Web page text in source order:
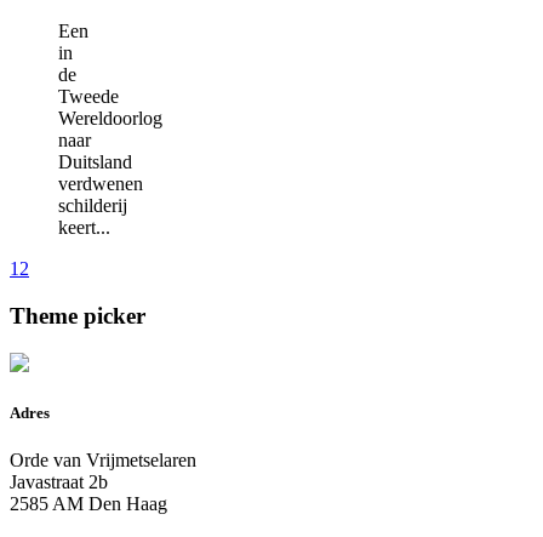
Een
in
de
Tweede
Wereldoorlog
naar
Duitsland
verdwenen
schilderij
keert...
1 2
Theme picker
Adres
Orde van Vrijmetselaren
Javastraat 2b
2585 AM Den Haag